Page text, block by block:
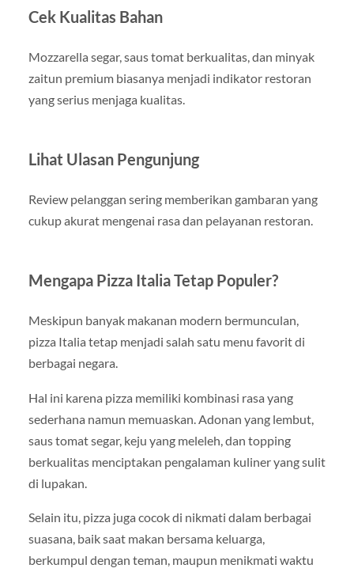
Cek Kualitas Bahan
Mozzarella segar, saus tomat berkualitas, dan minyak
zaitun premium biasanya menjadi indikator restoran
yang serius menjaga kualitas.
Lihat Ulasan Pengunjung
Review pelanggan sering memberikan gambaran yang
cukup akurat mengenai rasa dan pelayanan restoran.
Mengapa Pizza Italia Tetap Populer?
Meskipun banyak makanan modern bermunculan,
pizza Italia tetap menjadi salah satu menu favorit di
berbagai negara.
Hal ini karena pizza memiliki kombinasi rasa yang
sederhana namun memuaskan. Adonan yang lembut,
saus tomat segar, keju yang meleleh, dan topping
berkualitas menciptakan pengalaman kuliner yang sulit
di lupakan.
Selain itu, pizza juga cocok di nikmati dalam berbagai
suasana, baik saat makan bersama keluarga,
berkumpul dengan teman, maupun menikmati waktu